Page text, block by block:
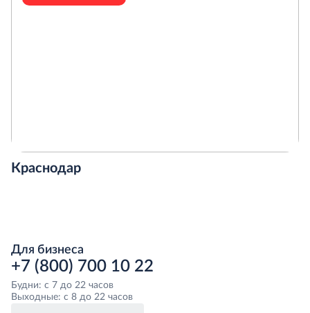
Краснодар
Для бизнеса
+7 (800) 700 10 22
Будни: с 7 до 22 часов
Выходные: с 8 до 22 часов